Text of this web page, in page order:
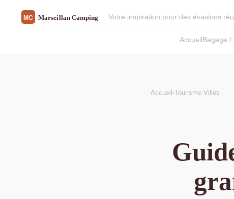
Votre inspiration pour des évasions
AccueilBagage /
Accueil ›Tourisme Villes